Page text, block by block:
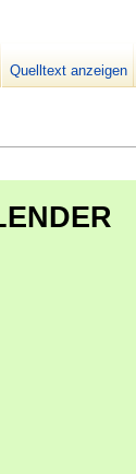
Quelltext anzeigen